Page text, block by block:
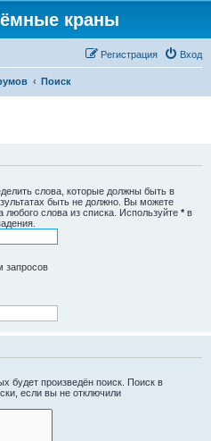
краны
Вход
Регистрация
Поиск
слова, которые должны быть в
быть не должно. Вы можете
любого слова из списка. Используйте * в
запросов
будет произведён поиск. Поиск в
если вы не отключили